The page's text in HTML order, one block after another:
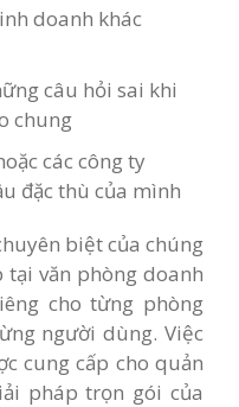
doanh khác
câu hỏi sai khi
chung
các công ty
đặc thù của mình
biệt của chúng
văn phòng doanh
cho từng phòng
người dùng. Việc
cung cấp cho quản
pháp trọn gói của